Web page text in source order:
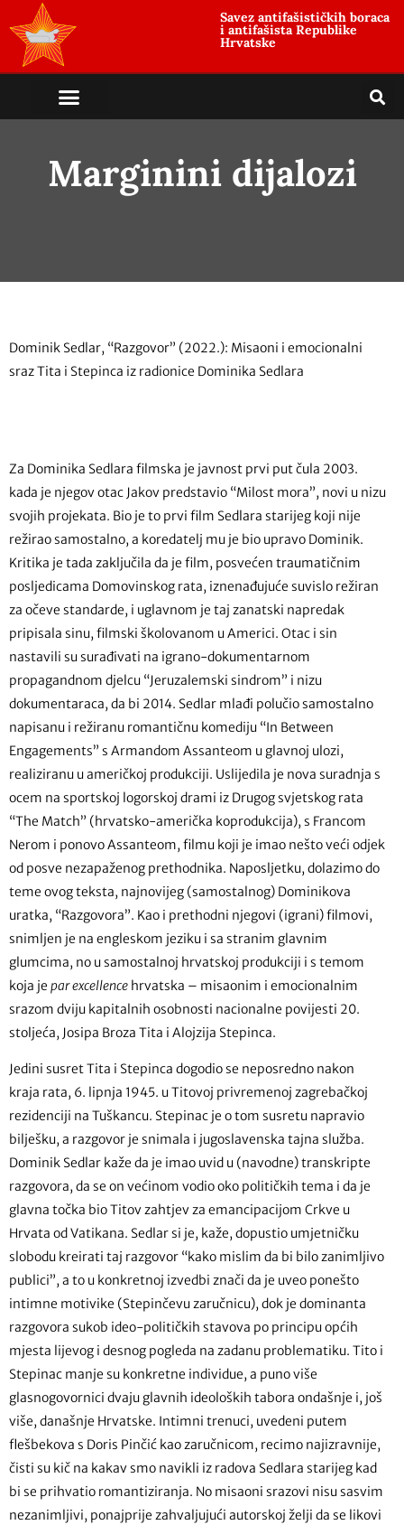
Savez antifašističkih boraca
i antifašista Republike
Hrvatske
Marginini dijalozi
Dominik Sedlar, “Razgovor” (2022.): Misaoni i emocionalni
sraz Tita i Stepinca iz radionice Dominika Sedlara
Za Dominika Sedlara filmska je javnost prvi put čula 2003.
kada je njegov otac Jakov predstavio “Milost mora”, novi u nizu
svojih projekata. Bio je to prvi film Sedlara starijeg koji nije
režirao samostalno, a koredatelj mu je bio upravo Dominik.
Kritika je tada zaključila da je film, posvećen traumatičnim
posljedicama Domovinskog rata, iznenađujuće suvislo režiran
za očeve standarde, i uglavnom je taj zanatski napredak
pripisala sinu, filmski školovanom u Americi. Otac i sin
nastavili su surađivati na igrano-dokumentarnom
propagandnom djelcu “Jeruzalemski sindrom” i nizu
dokumentaraca, da bi 2014. Sedlar mlađi polučio samostalno
napisanu i režiranu romantičnu komediju “In Between
Engagements” s Armandom Assanteom u glavnoj ulozi,
realiziranu u američkoj produkciji. Uslijedila je nova suradnja s
ocem na sportskoj logorskoj drami iz Drugog svjetskog rata
“The Match” (hrvatsko-američka koprodukcija), s Francom
Nerom i ponovo Assanteom, filmu koji je imao nešto veći odjek
od posve nezapaženog prethodnika. Naposljetku, dolazimo do
teme ovog teksta, najnovijeg (samostalnog) Dominikova
uratka, “Razgovora”. Kao i prethodni njegovi (igrani) filmovi,
snimljen je na engleskom jeziku i sa stranim glavnim
glumcima, no u samostalnoj hrvatskoj produkciji i s temom
koja je par excellence hrvatska – misaonim i emocionalnim
srazom dviju kapitalnih osobnosti nacionalne povijesti 20.
stoljeća, Josipa Broza Tita i Alojzija Stepinca.
Jedini susret Tita i Stepinca dogodio se neposredno nakon
kraja rata, 6. lipnja 1945. u Titovoj privremenoj zagrebačkoj
rezidenciji na Tuškancu. Stepinac je o tom susretu napravio
bilješku, a razgovor je snimala i jugoslavenska tajna služba.
Dominik Sedlar kaže da je imao uvid u (navodne) transkripte
razgovora, da se on većinom vodio oko političkih tema i da je
glavna točka bio Titov zahtjev za emancipacijom Crkve u
Hrvata od Vatikana. Sedlar si je, kaže, dopustio umjetničku
slobodu kreirati taj razgovor “kako mislim da bi bilo zanimljivo
publici”, a to u konkretnoj izvedbi znači da je uveo ponešto
intimne motivike (Stepinčevu zaručnicu), dok je dominanta
razgovora sukob ideo-političkih stavova po principu općih
mjesta lijevog i desnog pogleda na zadanu problematiku. Tito i
Stepinac manje su konkretne individue, a puno više
glasnogovornici dvaju glavnih ideoloških tabora ondašnje i, još
više, današnje Hrvatske. Intimni trenuci, uvedeni putem
flešbekova s Doris Pinčić kao zaručnicom, recimo najizravnije,
čisti su kič na kakav smo navikli iz radova Sedlara starijeg kad
bi se prihvatio romantiziranja. No misaoni srazovi nisu sasvim
nezanimljivi, ponajprije zahvaljujući autorskoj želji da se likovi